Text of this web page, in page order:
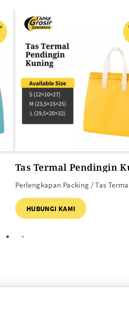
Tas Termal Pendingin
Perlengkapan Packing / Tas
HUBUNGI KAMI